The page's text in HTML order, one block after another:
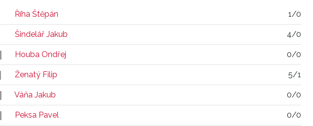
Říha Štěpán 1/0
Šindelář Jakub 4/0
Houba Ondřej 0/0
Ženatý Filip 5/1
Váňa Jakub 0/0
Peksa Pavel 0/0